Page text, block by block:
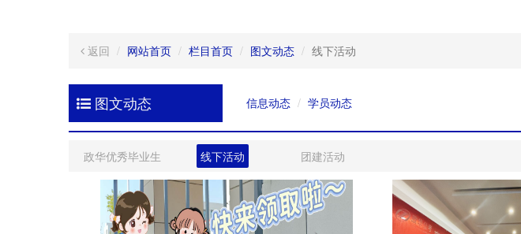
返回 网站首页 栏目首页 图文动态 线下活动
图文动态 信息动态 学员动态
政华优秀毕业生 线下活动 团建活动